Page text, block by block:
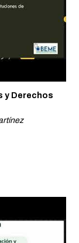
y Derechos